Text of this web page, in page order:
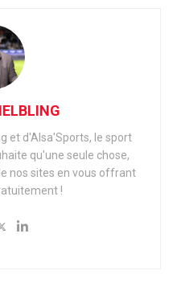
et d'Alsa'Sports, le sport
qu'une seule chose,
nos sites en vous offrant
!